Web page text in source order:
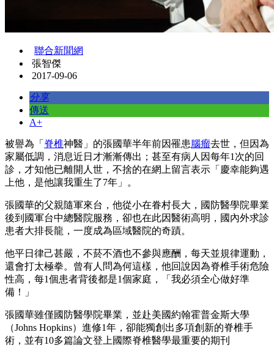
聯合新聞網
張智傑
2017-09-06
分享
傳送
A+
被譽為「 脊椎神醫」的張國華半年前因罹患腦瘤去世，但因為
家屬低調，消息近日才漸漸傳出；甚至有病人因每年1次的回
診，才知他已離開人世，不捨的在網上留言表示「慶幸能夠遇
上他，是他讓我重生了7年」。
張國華的父親隨軍來台，他從小在眷村長大，國防醫學院畢業
後到國軍台中總醫院服務，卻也在此因醫術高明，國內外求診
患者大排長龍，一度成為區域醫院的奇蹟。
他平日律己甚嚴，不菸不酒也不參與應酬，每天並規律運動，
還會打太極拳。曾有人問為何這樣，他回說因為脊椎手術危險
性高，每1個患者背後都是1個家庭，「我必須全心做好準
備！」
張國華雖僅國防醫學院畢業，並赴美國約翰霍普金斯大學
（Johns Hopkins）進修1年，卻能獨創出多項創新的脊椎手
術，並有10多篇論文登上國際脊椎醫學最重要的期刊